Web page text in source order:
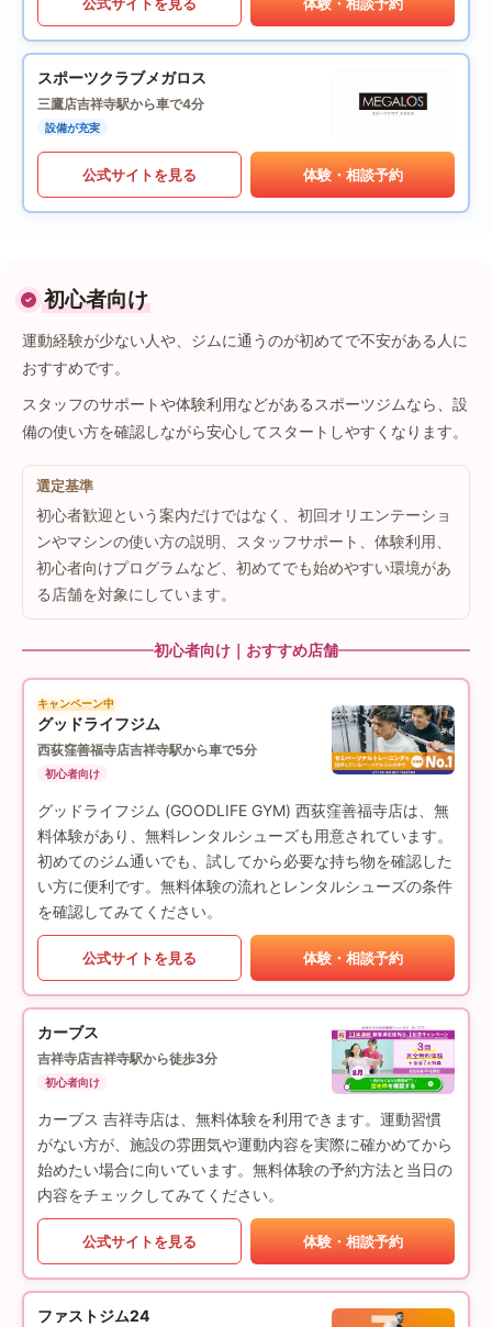
スポーツクラブメガロス
三鷹店吉祥寺駅から車で4分
設備が充実
公式サイトを見る 体験・相談予約
初心者向け
運動経験が少ない人や、ジムに通うのが初めてで不安がある人に
おすすめです。
スタッフのサポートや体験利用などがあるスポーツジムなら、設
備の使い方を確認しながら安心してスタートしやすくなります。
選定基準
初心者歓迎という案内だけではなく、初回オリエンテーショ
ンやマシンの使い方の説明、スタッフサポート、体験利用、
初心者向けプログラムなど、初めてでも始めやすい環境があ
る店舗を対象にしています。
初心者向け｜おすすめ店舗
キャンペーン中
グッドライフジム
西荻窪善福寺店吉祥寺駅から車で5分
初心者向け
グッドライフジム (GOODLIFE GYM) 西荻窪善福寺店は、無
料体験があり、無料レンタルシューズも用意されています。
初めてのジム通いでも、試してから必要な持ち物を確認した
い方に便利です。無料体験の流れとレンタルシューズの条件
を確認してみてください。
公式サイトを見る 体験・相談予約
カーブス
吉祥寺店吉祥寺駅から徒歩3分
初心者向け
カーブス 吉祥寺店は、無料体験を利用できます。運動習慣
がない方が、施設の雰囲気や運動内容を実際に確かめてから
始めたい場合に向いています。無料体験の予約方法と当日の
内容をチェックしてみてください。
公式サイトを見る 体験・相談予約
ファストジム24